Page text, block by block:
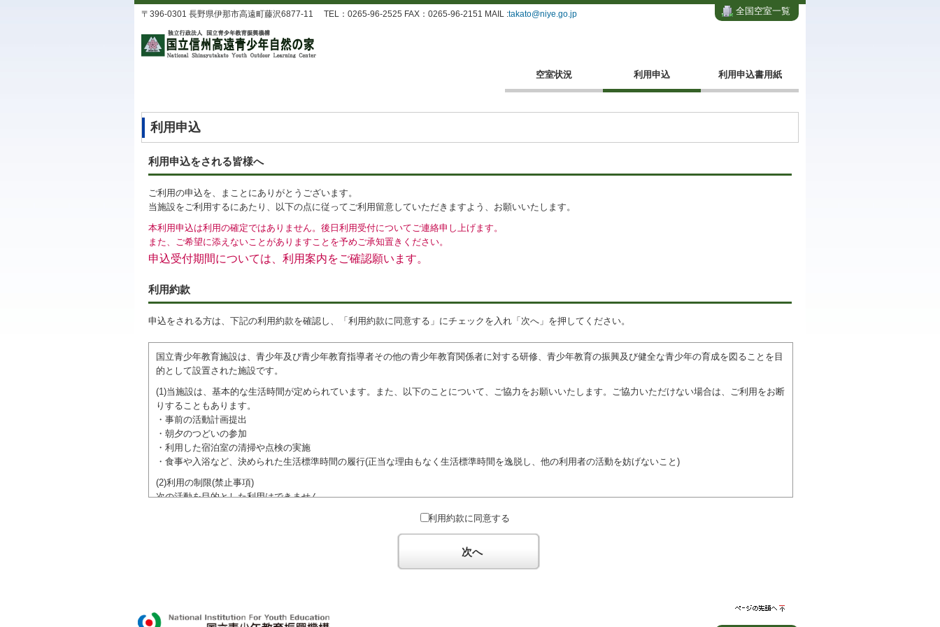
全国空室一覧
〒396-0301 長野県伊那市高遠町藤沢6877-11 TEL：0265-96-2525 FAX：0265-96-2151 MAIL :takato@niye.go.jp
空室状況 利用申込 利用申込書用紙
利用申込
利用申込をされる皆様へ
ご利用の申込を、まことにありがとうございます。
当施設をご利用するにあたり、以下の点に従ってご利用留意していただきますよう、お願いいたします。
本利用申込は利用の確定ではありません。後日利用受付についてご連絡申し上げます。
また、ご希望に添えないことがありますことを予めご承知置きください。
申込受付期間については、利用案内をご確認願います。
利用約款
申込をされる方は、下記の利用約款を確認し、「利用約款に同意する」にチェックを入れ「次へ」を押してください。
国立青少年教育施設は、青少年及び青少年教育指導者その他の青少年教育関係者に対する研修、青少年教育の振興及び健全な青少年の育成を図ることを目
的として設置された施設です。
(1)当施設は、基本的な生活時間が定められています。また、以下のことについて、ご協力をお願いいたします。ご協力いただけない場合は、ご利用をお断
りすることもあります。
・事前の活動計画提出
・朝夕のつどいの参加
・利用した宿泊室の清掃や点検の実施
・食事や入浴など、決められた生活標準時間の履行(正当な理由もなく生活標準時間を逸脱し、他の利用者の活動を妨げないこと)
(2)利用の制限(禁止事項)
次の活動を目的とした利用はできません。
●特定の政党を支持、またはこれに反対するための政治教育その他の政治的活動を目的とした利用
●特定の宗教を支持、またはこれに反対するための宗教教育その他の宗教的活動を目的とした利用(団体が施設内及び施設を利用しながら他の利用者と、地
域での勧誘活動を行ったり、自らの団体の活動をアピールする活動等)
ご利用に際しては、本約款や定められた決まりやマナーを守るとともに、他の利用団体の迷惑とならないようご協力ください。
利用約款に同意する
次へ